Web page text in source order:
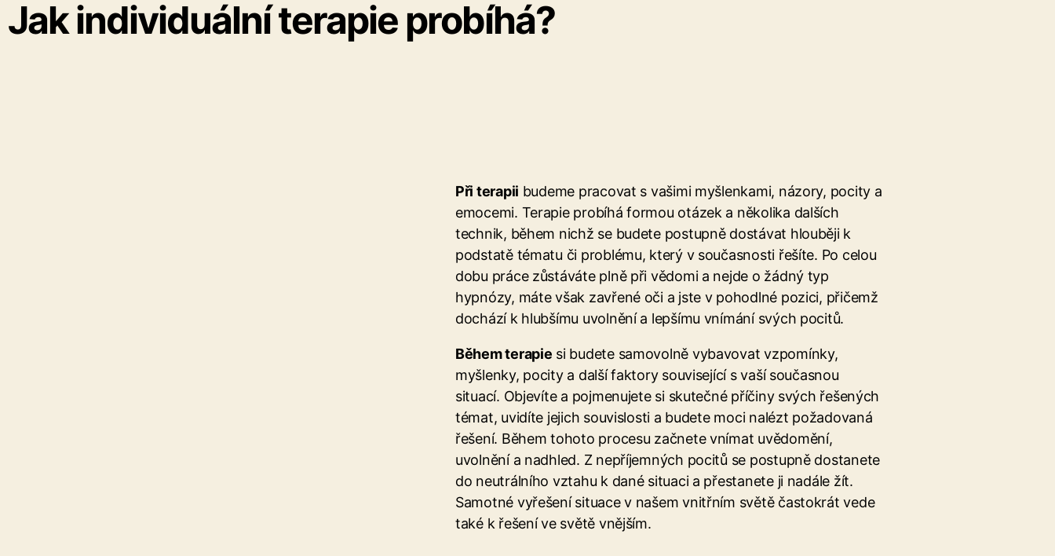
Jak individuální terapie probíhá?
Při terapii budeme pracovat s vašimi myšlenkami, názory, pocity a
emocemi. Terapie probíhá formou otázek a několika dalších
technik, během nichž se budete postupně dostávat hlouběji k
podstatě tématu či problému, který v současnosti řešíte. Po celou
dobu práce zůstáváte plně při vědomi a nejde o žádný typ
hypnózy, máte však zavřené oči a jste v pohodlné pozici, přičemž
dochází k hlubšímu uvolnění a lepšímu vnímání svých pocitů.
Během terapie si budete samovolně vybavovat vzpomínky,
myšlenky, pocity a další faktory související s vaší současnou
situací. Objevíte a pojmenujete si skutečné příčiny svých řešených
témat, uvidíte jejich souvislosti a budete moci nalézt požadovaná
řešení. Během tohoto procesu začnete vnímat uvědomění,
uvolnění a nadhled. Z nepříjemných pocitů se postupně dostanete
do neutrálního vztahu k dané situaci a přestanete ji nadále žít.
Samotné vyřešení situace v našem vnitřním světě častokrát vede
také k řešení ve světě vnějším.